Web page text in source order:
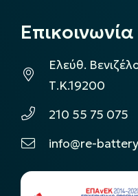
Επικοινωνία
Ελεύθ.
Τ.Κ.19200
210 55 75 075
info@re-